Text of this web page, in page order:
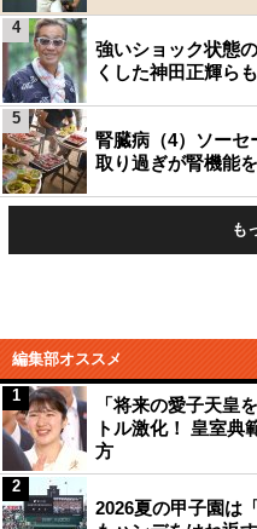
強いショック状態
くした神田正輝ら
4
腎臓病（4）ソーセ
取り過ぎが腎機能
5
も
編集部オススメ
「将来の愛子天皇
トル激化！ 皇室典
方
1
2026夏の甲子園は
2